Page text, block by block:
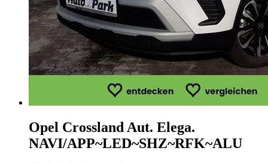
Opel CrosslandAut. Elega.
NAVI/APP~LED~SHZ~RFK~ALU